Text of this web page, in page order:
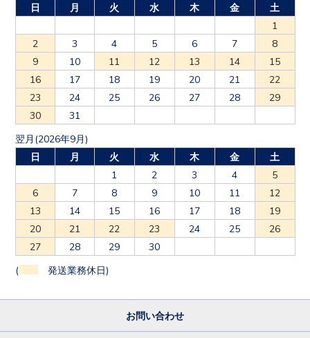
日
月 火 水 木 金
土
1
2
3 4 5 6 7
8
9
10 11 12 13 14
15
16
17 18 19 20 21
22
23
24 25 26 27 28
29
30
31
翌月(2026年9月)
日
月 火 水 木 金
土
1
2 3 4
5
6
7 8 9 10 11
12
13
14 15 16 17 18
19
20
21 22 23 24 25
26
27
28 29 30
( 発送業務休日)
お問い合わせ